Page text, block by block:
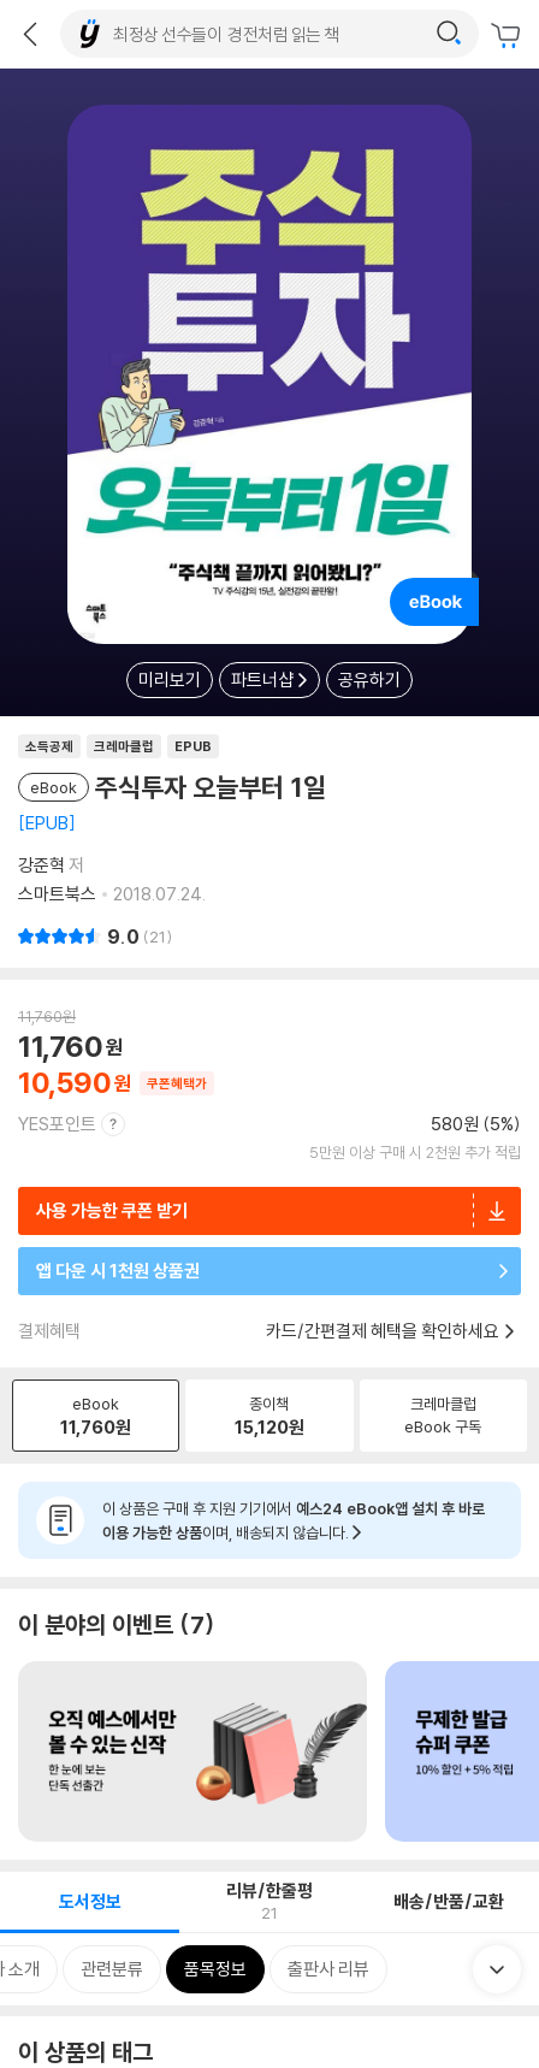
미리보기 파트너샵 공유하기
소득공제 크레마클럽 EPUB
eBook 주식투자 오늘부터 1일
EPUB
강준혁 저
스마트북스
2018.07.24.
9.0 21
11,760원
10,590
11,760
쿠폰혜택가
YES포인트 580원 (5%)
5만원 이상 구매 시 2천원 추가 적립
사용 가능한 쿠폰 받기
앱 다운 시 1천원 상품권
결제혜택 카드/간편결제 혜택을 확인하세요
eBook
11,760원
종이책
15,120원
크레마클럽
eBook 구독
이 상품은 구매 후 지원 기기에서 예스24 eBook앱 설치 후 바로
이용 가능한 상품이며, 배송되지 않습니다.
이 분야의 이벤트 7
도서정보 리뷰/한줄평
21 배송/반품/교환
소개 관련분류 품목정보 출판사 리뷰
이 상품의 태그